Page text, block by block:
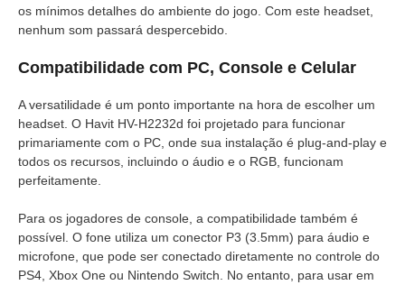
os mínimos detalhes do ambiente do jogo. Com este headset,
nenhum som passará despercebido.
Compatibilidade com PC, Console e Celular
A versatilidade é um ponto importante na hora de escolher um
headset. O Havit HV-H2232d foi projetado para funcionar
primariamente com o PC, onde sua instalação é plug-and-play e
todos os recursos, incluindo o áudio e o RGB, funcionam
perfeitamente.
Para os jogadores de console, a compatibilidade também é
possível. O fone utiliza um conector P3 (3.5mm) para áudio e
microfone, que pode ser conectado diretamente no controle do
PS4, Xbox One ou Nintendo Switch. No entanto, para usar em